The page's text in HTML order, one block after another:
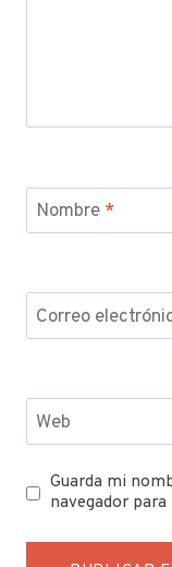
Nombre *
Correo
Web
Guarda mi
navegador